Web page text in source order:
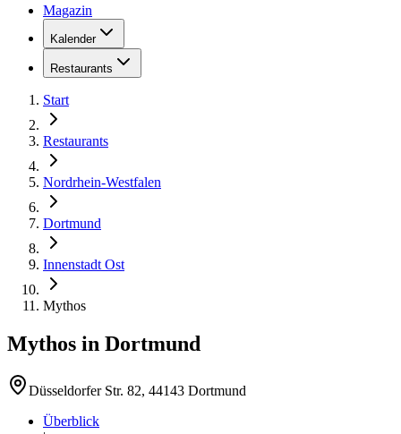
Magazin
Kalender
Restaurants
Start
Restaurants
Nordrhein-Westfalen
Dortmund
Innenstadt Ost
Mythos
Mythos in Dortmund
Düsseldorfer Str. 82, 44143 Dortmund
Überblick